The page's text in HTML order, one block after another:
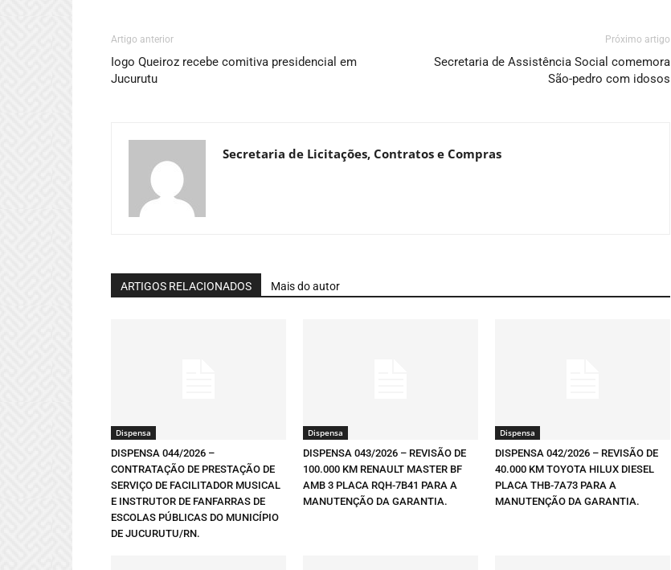
Artigo anterior
Iogo Queiroz recebe comitiva presidencial em
Jucurutu
Próximo artigo
Secretaria de Assistência Social comemora
São-pedro com idosos
Secretaria de Licitações, Contratos e Compras
ARTIGOS RELACIONADOS Mais do autor
Dispensa
DISPENSA 044/2026 –
CONTRATAÇÃO DE PRESTAÇÃO DE
SERVIÇO DE FACILITADOR MUSICAL
E INSTRUTOR DE FANFARRAS DE
ESCOLAS PÚBLICAS DO MUNICÍPIO
DE JUCURUTU/RN.
Dispensa
DISPENSA 043/2026 – REVISÃO DE
100.000 KM RENAULT MASTER BF
AMB 3 PLACA RQH-7B41 PARA A
MANUTENÇÃO DA GARANTIA.
Dispensa
DISPENSA 042/2026 – REVISÃO DE
40.000 KM TOYOTA HILUX DIESEL
PLACA THB-7A73 PARA A
MANUTENÇÃO DA GARANTIA.